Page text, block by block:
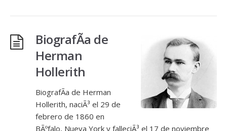
BiografÃ­a de
Herman
Hollerith
BiografÃ­a de Herman
Hollerith, naciÃ³ el 29 de
febrero de 1860 en
BÃºfalo, Nueva York y falleciÃ³ el 17 de noviembre